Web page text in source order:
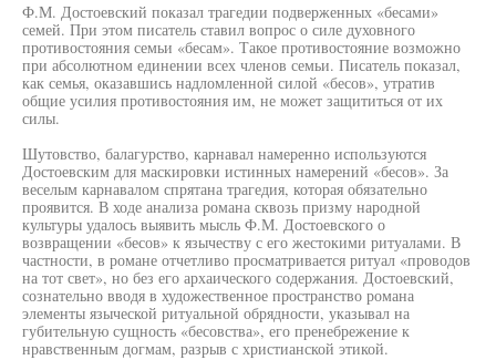
Ф.М. Достоевский показал трагедии подверженных «бесами»
семей. При этом писатель ставил вопрос о силе духовного
противостояния семьи «бесам». Такое противостояние возможно
при абсолютном единении всех членов семьи. Писатель показал,
как семья, оказавшись надломленной силой «бесов», утратив
общие усилия противостояния им, не может защититься от их
силы.
Шутовство, балагурство, карнавал намеренно используются
Достоевским для маскировки истинных намерений «бесов». За
веселым карнавалом спрятана трагедия, которая обязательно
проявится. В ходе анализа романа сквозь призму народной
культуры удалось выявить мысль Ф.М. Достоевского о
возвращении «бесов» к язычеству с его жестокими ритуалами. В
частности, в романе отчетливо просматривается ритуал «проводов
на тот свет», но без его архаического содержания. Достоевский,
сознательно вводя в художественное пространство романа
элементы языческой ритуальной обрядности, указывал на
губительную сущность «бесовства», его пренебрежение к
нравственным догмам, разрыв с христианской этикой.